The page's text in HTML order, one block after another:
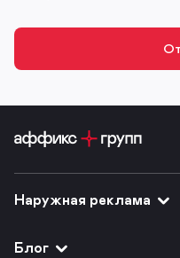
Наружная реклама
Блог